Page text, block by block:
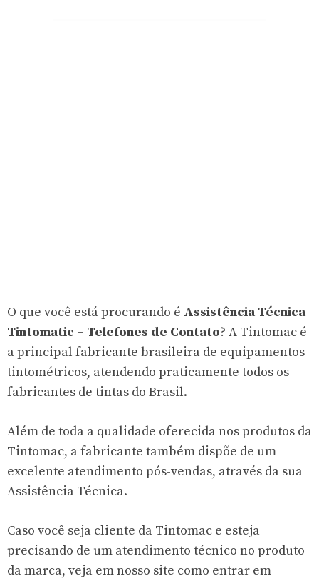
O que você está procurando é Assistência Técnica
Tintomatic – Telefones de Contato? A Tintomac é
a principal fabricante brasileira de equipamentos
tintométricos, atendendo praticamente todos os
fabricantes de tintas do Brasil.
Além de toda a qualidade oferecida nos produtos da
Tintomac, a fabricante também dispõe de um
excelente atendimento pós-vendas, através da sua
Assistência Técnica.
Caso você seja cliente da Tintomac e esteja
precisando de um atendimento técnico no produto
da marca, veja em nosso site como entrar em